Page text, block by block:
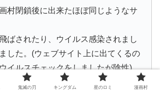
村閉鎖後に出来たほぼ同じようなサ
ばされたり、ウイルス感染されまし
した。(ウェブサイト上に出てくるの
イルスチェックをしましたが陰性)
うなので、(特にWindowsは注意！)
鬼滅の刃 キングダム 星のロミ 漫画村